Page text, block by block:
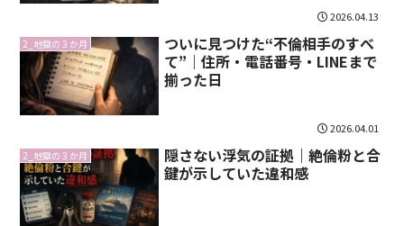
2026.04.13
2_地獄の３か月
ついに見つけた“不倫相手のすべ
て”｜住所・電話番号・LINEまで
揃った日
2026.04.01
2_地獄の３か月
隠さない浮気の証拠｜絶倫粉と合
鍵が示していた違和感